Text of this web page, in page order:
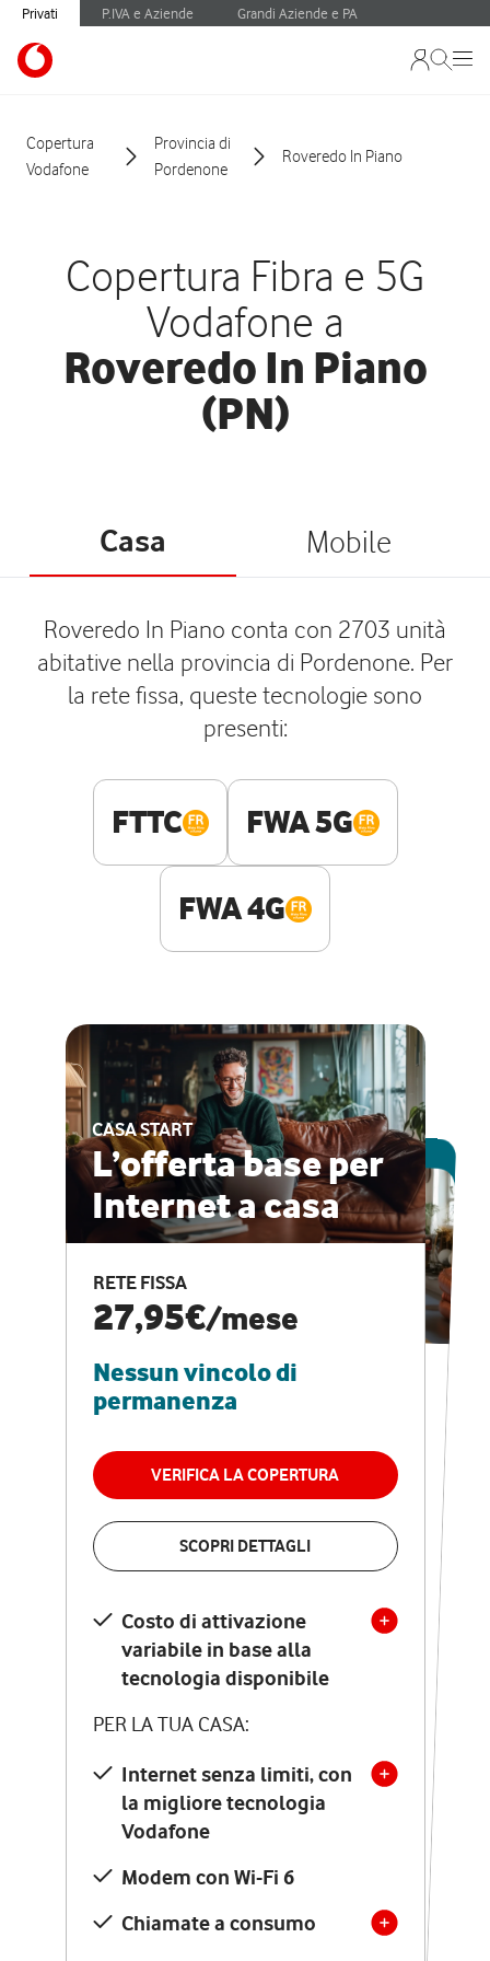
Privati P.IVA e Aziende Grandi Aziende e PA
Copertura
Vodafone
Provincia di
Pordenone
Roveredo In Piano
Copertura Fibra e 5G
Vodafone a
Roveredo In Piano
(PN)
Casa Mobile
Roveredo In Piano conta con 2703 unità
abitative nella provincia di Pordenone. Per
la rete fissa, queste tecnologie sono
presenti:
FTTC FWA 5G
FWA 4G
CASA START
L’offerta base per
Internet a casa
RETE FISSA
27,95€/mese
Nessun vincolo di
permanenza
VERIFICA LA COPERTURA
SCOPRI DETTAGLI
Costo di attivazione
variabile in base alla
tecnologia disponibile
PER LA TUA CASA:
Internet senza limiti, con
la migliore tecnologia
Vodafone
Modem con Wi-Fi 6
Chiamate a consumo
ESCLUSIVA ONLINE
CASA PRO
Internet veloce e
vantaggi speciali
RETE FISSA + VODAFONE CLUB
29,95€
permanenza
VERIFICA LA COPERTURA
Costo di attivazione
variabile in base alla
tecnologia disponibile
PER LA TUA CASA:
Internet senza limiti, con
la migliore tecnologia
Vodafone
Modem Seven con Wi-Fi 7
Chiamate illimitate verso
numeri fissi e mobili
nazionali